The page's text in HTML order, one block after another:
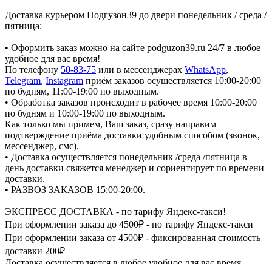
Доставка курьером Подгузон39 до двери понедельник / среда /
пятница:
• Оформить заказ можно на сайте podguzon39.ru 24/7 в любое
удобное для вас время!
По телефону 50-83-75 или в мессенджерах WhatsApp,
Telegram, Instagram приём заказов осуществляется 10:00-20:00
по будням, 11:00-19:00 по выходным.
• Обработка заказов происходит в рабочее время 10:00-20:00
по будням и 10:00-19:00 по выходным.
Как только мы примем, Ваш заказ, сразу направим
подтверждение приёма доставки удобным способом (звонок,
мессенджер, смс).
• Доставка осуществляется понедельник /среда /пятница в
день доставки свяжется менеджер и сориентирует по времени
доставки.
• РАЗВОЗ ЗАКАЗОВ 15:00-20:00.
ЭКСПРЕСС ДОСТАВКА - по тарифу Яндекс-такси!
При оформлении заказа до 4500₽ - по тарифу Яндекс-такси
При оформлении заказа от 4500₽ - фиксированная стоимость
доставки 200₽